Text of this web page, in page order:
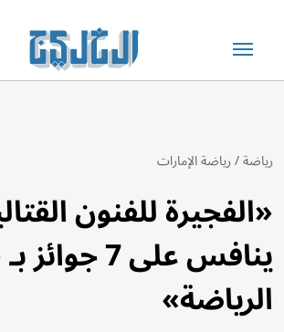
رياضة/رياضة الإمارات
«الفجيرة للفنون
ينافس على 7
الرياضة»